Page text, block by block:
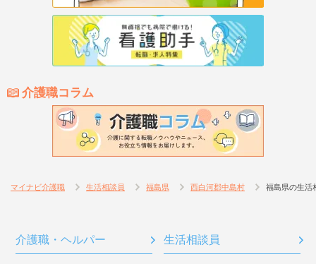
介護職コラム
マイナビ介護職 生活相談員 福島県 西白河郡中島村 福島県の生活
介護職・ヘルパー 生活相談員